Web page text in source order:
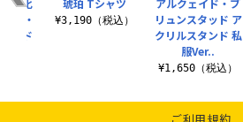
アルクェイド・ブ
リュンスタッド ア
クリルスタンド 私
服Ver..
¥1,650（税込）
い化
ド・
ッド
琥珀 Tシャツ
¥3,190（税込）